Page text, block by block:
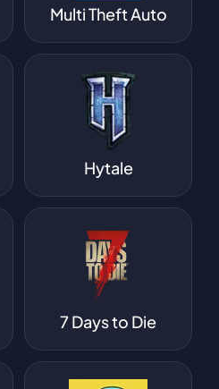
Multi Theft Auto
Hytale
7 Days to Die